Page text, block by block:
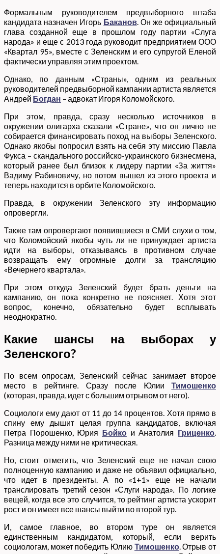
Формальным руководителем предвыборного штаба
кандидата назначен Игорь Баканов. Он же официальный
глава созданной еще в прошлом году партии «Слуга
народа» и еще с 2013 года руководит предприятием ООО
«Квартал 95», вместе с Зеленским и его супругой Еленой
фактически управляя этим проектом.
Однако, по данным «Страны», одним из реальных
руководителей предвыборной кампании артиста является
Андрей Богдан – адвокат Игоря Коломойского.
При этом, правда, сразу несколько источников в
окружении олигарха сказали «Стране», что он лично не
собирается финансировать поход на выборы Зеленского.
Однако якобы попросил взять на себя эту миссию Павла
Фукса – скандального российско-украинского бизнесмена,
который ранее был близок к лидеру партии «За життя»
Вадиму Рабиновичу, но потом вышел из этого проекта и
теперь находится в орбите Коломойского.
Правда, в окружении Зеленского эту информацию
опровергли.
Также там опровергают появившиеся в СМИ слухи о том,
что Коломойский якобы чуть ли не принуждает артиста
идти на выборы, отказываясь в противном случае
возвращать ему огромные долги за трансляцию
«Вечернего квартала».
При этом откуда Зеленский будет брать деньги на
кампанию, он пока конкретно не поясняет. Хотя этот
вопрос, конечно, обязательно будет всплывать
неоднократно.
Какие шансы на выборах у
Зеленского?
По всем опросам, Зеленский сейчас занимает второе
место в рейтинге. Сразу после Юлии Тимошенко
(которая, правда, идет с большим отрывом от него).
Социологи ему дают от 11 до 14 процентов. Хотя прямо в
спину ему дышит целая группа кандидатов, включая
Петра Порошенко, Юрия Бойко и Анатолия Гриценко.
Разница между ними не критическая.
Но, стоит отметить, что Зеленский еще не начал свою
полноценную кампанию и даже не объявил официально,
что идет в президенты. А по «1+1» еще не начали
транслировать третий сезон «Слуги народа». По логике
вещей, когда все это случится, то рейтинг артиста ускорит
рост и он имеет все шансы выйти во второй тур.
И, самое главное, во втором туре он является
единственным кандидатом, который, если верить
социологам, может победить Юлию Тимошенко. Отрыв от